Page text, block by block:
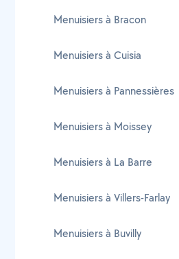
Menuisiers à Bracon
Menuisiers à Cuisia
Menuisiers à Pannessières
Menuisiers à Moissey
Menuisiers à La Barre
Menuisiers à Villers-Farlay
Menuisiers à Buvilly